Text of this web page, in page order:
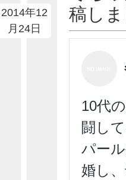
2014年12
月24日
稿し
10代
闘し
パー
婚し